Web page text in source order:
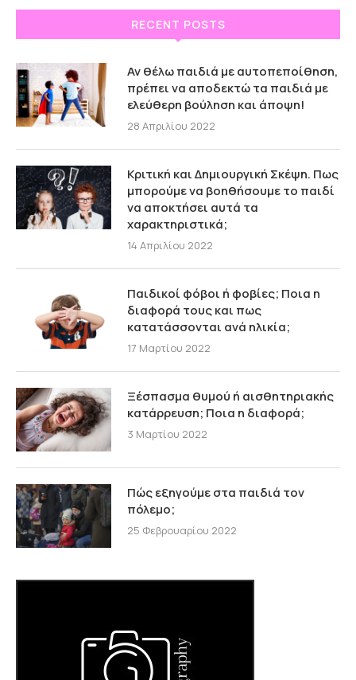
RECENT POSTS
Αν θέλω παιδιά με αυτοπεποίθηση,
πρέπει να αποδεκτώ τα παιδιά με
ελεύθερη βούληση και άποψη!
28 Απριλίου 2022
Κριτική και Δημιουργική Σκέψη. Πως
μπορούμε να βοηθήσουμε το παιδί
να αποκτήσει αυτά τα
χαρακτηριστικά;
14 Απριλίου 2022
Παιδικοί φόβοι ή φοβίες; Ποια η
διαφορά τους και πως
κατατάσσονται ανά ηλικία;
17 Μαρτίου 2022
Ξέσπασμα θυμού ή αισθητηριακής
κατάρρευση; Ποια η διαφορά;
3 Μαρτίου 2022
Πώς εξηγούμε στα παιδιά τον
πόλεμο;
25 Φεβρουαρίου 2022